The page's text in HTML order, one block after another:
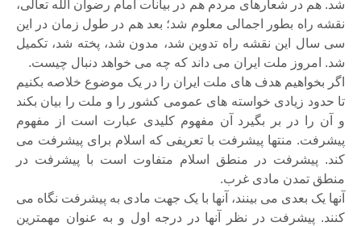
شد. هم در شعارهای مردم هم در بیانات امام رضوان الله تعالی،
نقشه راه بطور اجمالی معلوم شد؛ بعد هم در طول زمان در این
سی سال این نقشه راه تدوین شد، مدون شد، پخته شد، تکمیل
شد. امروز ملت ایران می داند که چه می خواهد دنبال چیست.
اگر بخواهیم هدف های ملت ایران را در یک موضوع خلاصه بکنیم
تا حدود زیادی خواسته های عمومی کشور را و ملت را بیان بکند
و آن را در بر بگیرد آن مفهوم کلیدی عبارت است از مفهوم
پیشرفت. منتها پیشرفت با تعریفی که اسلام برای پیشرفت می
کند. پیشرفت در منطق اسلام متفاوت است با پیشرفت در
منطق تمدن مادی غرب.
آنها یک بعدی می بینند، آنها با یک جهت مادی به پیشرفت نگاه می
کنند. پیشرفت در نظر آنها در درجه اول و به عنوان مهمترین